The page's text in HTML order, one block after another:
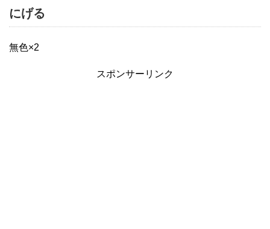
にげる
無色×2
スポンサーリンク